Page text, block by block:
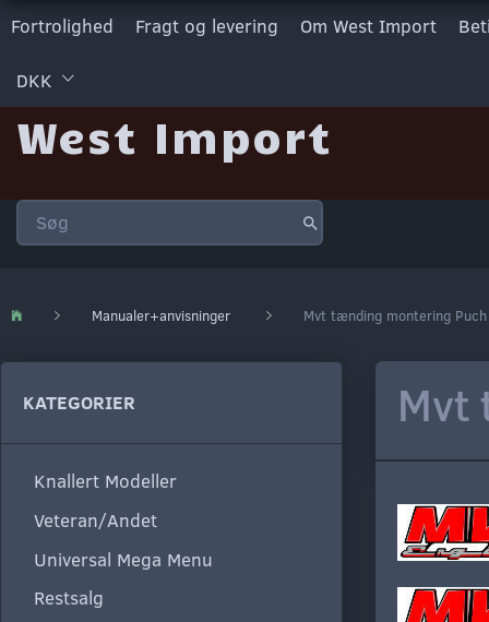
Fortrolighed Fragt og levering Om West Import
DKK
West Import
Manualer+anvisninger Mvt tænding montering Puch
KATEGORIER
Knallert Modeller
Veteran/Andet
Universal Mega Menu
Restsalg
Mvt